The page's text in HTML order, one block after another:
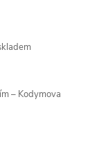
– Kodymova